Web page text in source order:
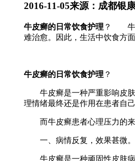
2016-11-05来源：成都银
牛皮癣的日常饮食护理 ？ 牛皮
难治愈。因此，生活中饮食方
牛皮癣的日常饮食护理 ？
牛皮癣是一种严重影响皮肤
理情绪最终还是作用在患者自
而牛皮癣患者心理压力的来
一、病情反复，效果甚微。
牛皮癣是一种顽固性皮肤病